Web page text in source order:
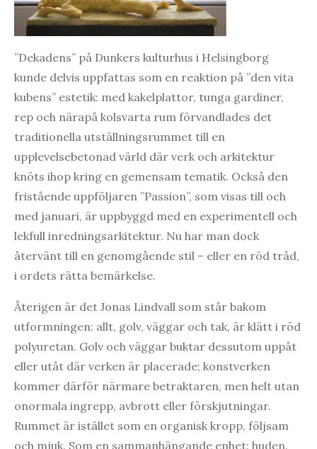
”Dekadens” på Dunkers kulturhus i Helsingborg
kunde delvis uppfattas som en reaktion på ”den vita
kubens” estetik: med kakelplattor, tunga gardiner,
rep och närapå kolsvarta rum förvandlades det
traditionella utställningsrummet till en
upplevelsebetonad värld där verk och arkitektur
knöts ihop kring en gemensam tematik. Också den
fristående uppföljaren ”Passion”, som visas till och
med januari, är uppbyggd med en experimentell och
lekfull inredningsarkitektur. Nu har man dock
återvänt till en genomgående stil – eller en röd tråd,
i ordets rätta bemärkelse.
Återigen är det Jonas Lindvall som står bakom
utformningen: allt, golv, väggar och tak, är klätt i röd
polyuretan. Golv och väggar buktar dessutom uppåt
eller utåt där verken är placerade; konstverken
kommer därför närmare betraktaren, men helt utan
onormala ingrepp, avbrott eller förskjutningar.
Rummet är istället som en organisk kropp, följsam
och mjuk. Som en sammanhängande enhet: huden.